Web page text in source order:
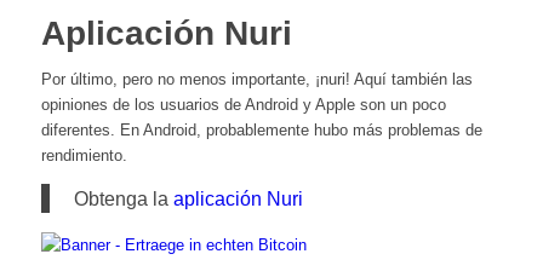
Aplicación Nuri
Por último, pero no menos importante, ¡nuri! Aquí también las
opiniones de los usuarios de Android y Apple son un poco
diferentes. En Android, probablemente hubo más problemas de
rendimiento.
Obtenga la aplicación Nuri